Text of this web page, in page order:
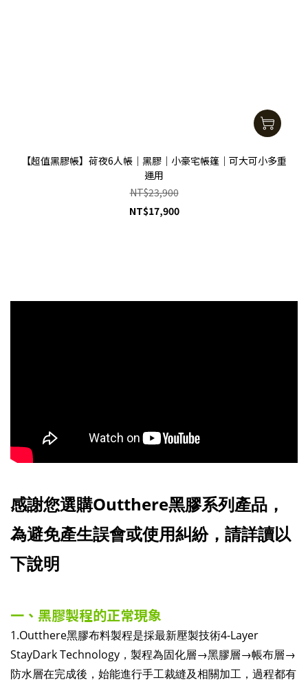
【超值黑膠帳】荷夜6人帳｜黑膠｜小豪宅帳篷｜可大可小多重
運用
NT$23,900
NT$17,900
感謝您選購Outthere黑膠系列產品，
為避免產生誤會或使用糾紛，請詳讀以
下說明
一、黑膠製程的正常現象
1.Outthere黑膠布料製程是採最新壓製技術4-Layer
StayDark Technology，製程為固化層→黑膠層→帳布層→
防水層在完成後，始能進行手工裁縫及相關加工，過程都有